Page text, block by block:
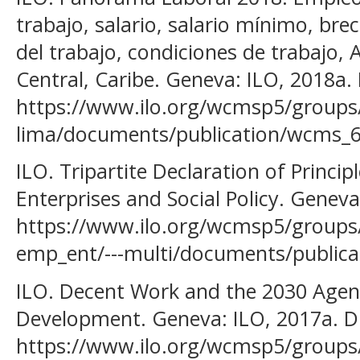
trabajo, salario, salario mínimo,
del trabajo, condiciones de trabajo,
Central, Caribe. Geneva: ILO,
https://www.ilo.org/wcmsp5/
lima/documents/publication/
ILO. Tripartite Declaration of
Enterprises and Social Policy.
https://www.ilo.org/wcmsp5/
emp_ent/---multi/documents/
ILO. Decent Work and the 2030
Development. Geneva: ILO, 2017a.
https://www.ilo.org/wcmsp5/